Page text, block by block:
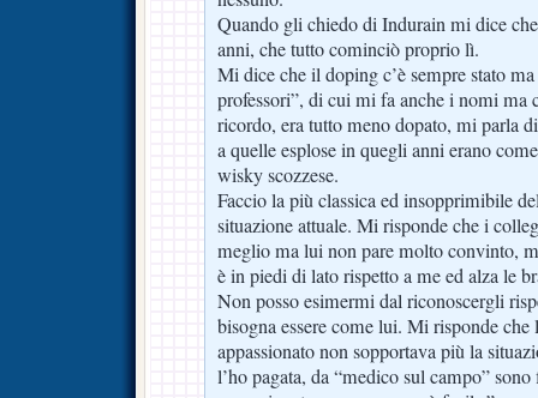
Quando gli chiedo di Indurain mi dice
anni, che tutto cominciò proprio lì.
Mi dice che il doping c’è sempre stato
professori”, di cui mi fa anche i nomi ma
ricordo, era tutto meno dopato, mi parla
a quelle esplose in quegli anni erano
wisky scozzese.
Faccio la più classica ed insopprimibile
situazione attuale. Mi risponde che i
meglio ma lui non pare molto convinto,
è in piedi di lato rispetto a me ed alza le
Non posso esimermi dal riconoscergli
bisogna essere come lui. Mi risponde
appassionato non sopportava più la
l’ho pagata, da “medico sul campo”